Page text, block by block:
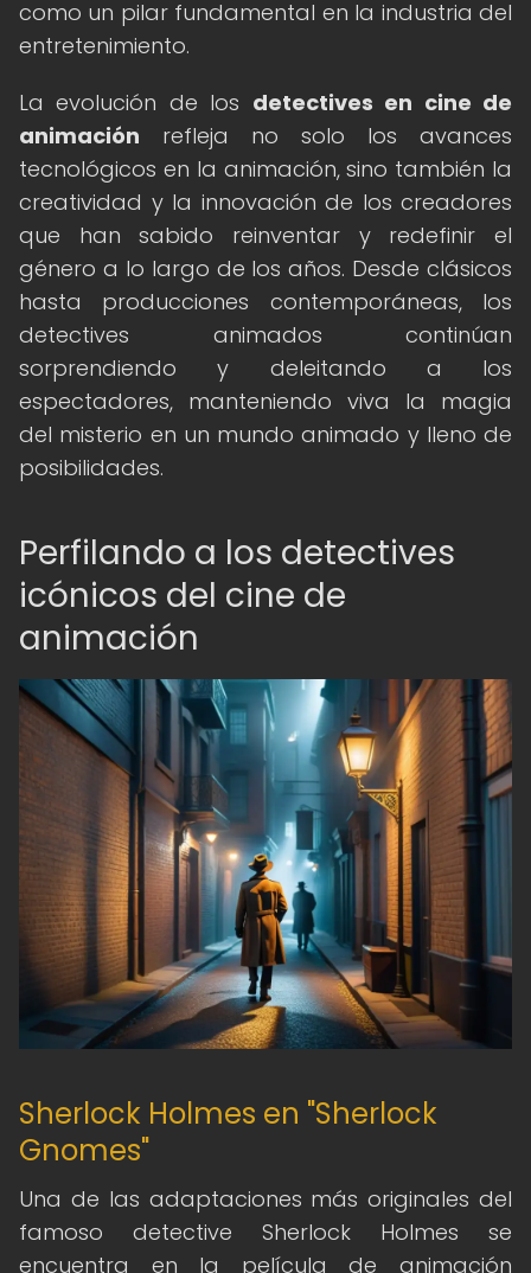
como un pilar fundamental en la industria del
entretenimiento.
La evolución de los detectives en cine de
animación refleja no solo los avances
tecnológicos en la animación, sino también la
creatividad y la innovación de los creadores
que han sabido reinventar y redefinir el
género a lo largo de los años. Desde clásicos
hasta producciones contemporáneas, los
detectives animados continúan
sorprendiendo y deleitando a los
espectadores, manteniendo viva la magia
del misterio en un mundo animado y lleno de
posibilidades.
Perfilando a los detectives
icónicos del cine de
animación
Sherlock Holmes en "Sherlock
Gnomes"
Una de las adaptaciones más originales del
famoso detective Sherlock Holmes se
encuentra en la película de animación